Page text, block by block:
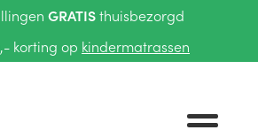
GRATISthuisbezorgd
korting op kindermatrassen